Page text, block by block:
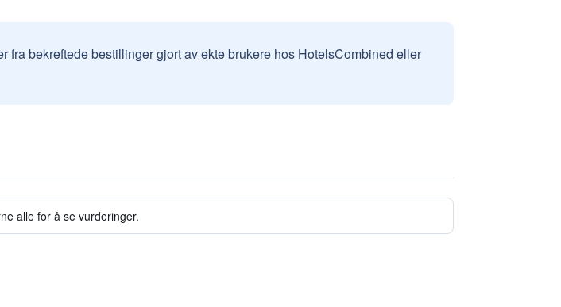
fra bekreftede bestillinger gjort av ekte brukere hos HotelsCombined eller
alle for å se vurderinger.